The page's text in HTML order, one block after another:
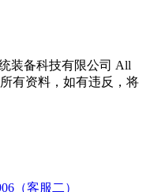
装备科技有限公司 All
有资料，如有违反，将
（客服二）